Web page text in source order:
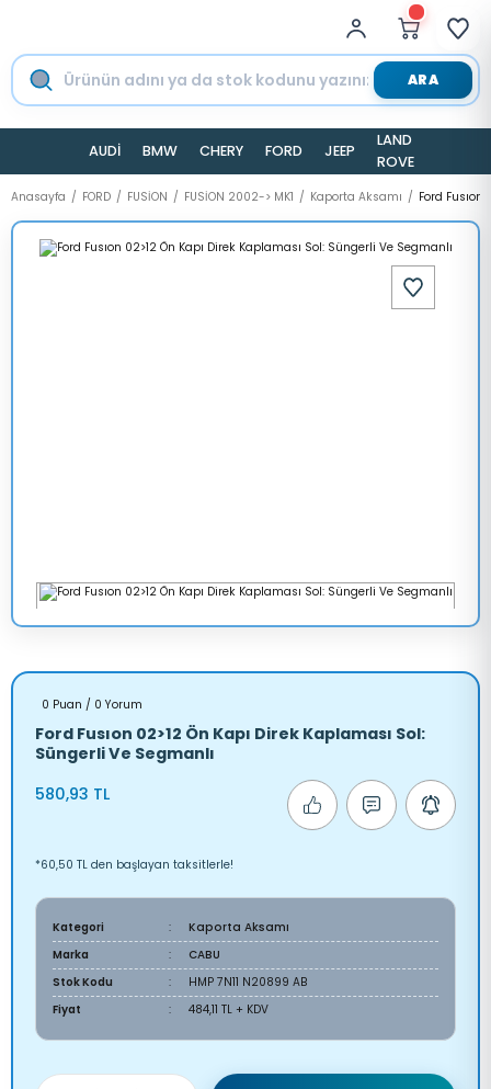
ARA
AUDİ BMW CHERY FORD JEEP
LAND
ROVER
Anasayfa FORD FUSİON FUSİON 2002-> MK1 Kaporta Aksamı Ford
0 Puan / 0 Yorum
Ford Fusıon 02>12 Ön Kapı Direk Kaplaması Sol:
Süngerli Ve Segmanlı
580,93 TL
*60,50 TL den başlayan taksitlerle!
Kategori
Kaporta Aksamı
Marka
CABU
Stok Kodu
HMP 7N11 N20899 AB
Fiyat
484,11 TL + KDV